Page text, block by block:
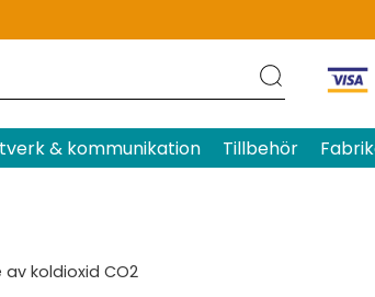
& kommunikation Tillbehör
koldioxid CO2